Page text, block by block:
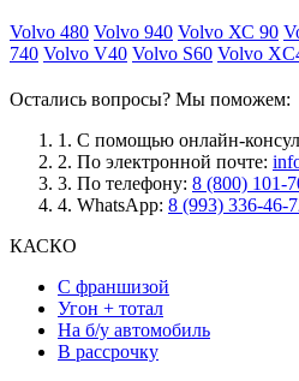
Volvo 480 Volvo 940 Volvo ХС 90
740 Volvo V40 Volvo S60 Volvo
Остались вопросы? Мы поможем:
1. С помощью онлайн-
2. По электронной почте:
3. По телефону: 8 (800) 101-
4. WhatsApp: 8 (993) 336-46-
КАСКО
С франшизой
Угон + тотал
На б/у автомобиль
В рассрочку